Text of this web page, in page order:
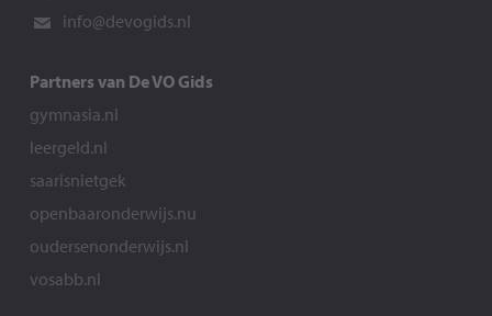
info@devogids.nl
Partners van De VO Gids
gymnasia.nl
leergeld.nl
saarisnietgek
openbaaronderwijs.nu
oudersenonderwijs.nl
vosabb.nl